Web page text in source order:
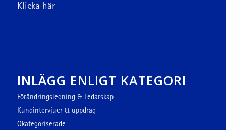
Klicka här
INLÄGG ENLIGT KATEGORI
Förändringsledning & Ledarskap
Kundintervjuer & uppdrag
Okategoriserade